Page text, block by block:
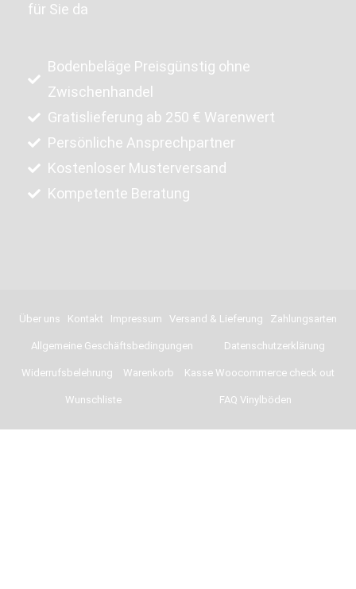
für Sie da
Bodenbeläge Preisgünstig ohne
Zwischenhandel
Gratislieferung ab 250 € Warenwert
Persönliche Ansprechpartner
Kostenloser Musterversand
Kompetente Beratung
Über uns Kontakt Impressum Versand & Lieferung Zahlungsarten
Allgemeine Geschäftsbedingungen Datenschutzerklärung
Widerrufsbelehrung Warenkorb Kasse Woocommerce check out
Wunschliste FAQ Vinylböden